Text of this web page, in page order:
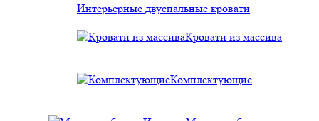
Интерьерные двуспальные кровати
Кровати из массива
Комплектующие